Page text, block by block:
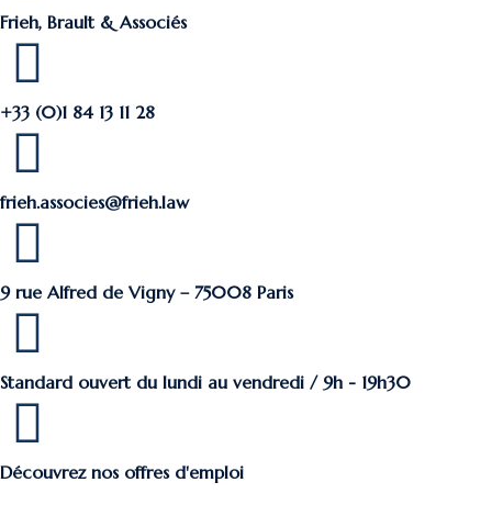
Frieh, Brault & Associés
+33 (0)1 84 13 11 28
frieh.associes@frieh.law
9 rue Alfred de Vigny – 75008 Paris
Standard ouvert du lundi au vendredi / 9h - 19h30
Découvrez nos offres d'emploi